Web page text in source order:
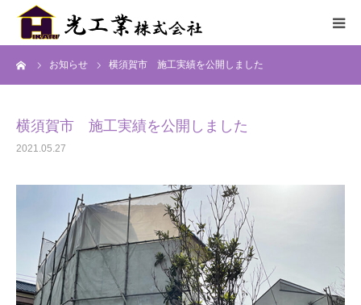
お知らせ 横須賀市 施工実績を公開しました
横須賀市 施工実績を公開しました
2021.05.27
HOME
施工実績
採用情報
会社概要